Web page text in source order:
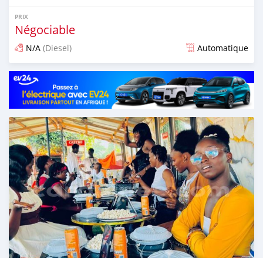
PRIX
Négociable
N/A (Diesel) Automatique
Publié il y a 10 jours